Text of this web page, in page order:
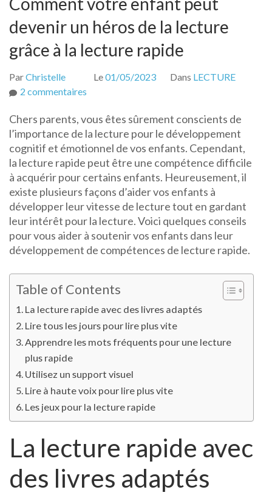
devenir un héros de la lecture
grâce à la lecture rapide
ParChristelle Le01/05/2023 Dans LECTURE
2 commentaires
votre
enfant
peut
devenir
un
héros
de
la
lecture
grâce
lecture
rapide
Chers parents, vous êtes sûrement conscients de
l’importance de la lecture pour le développement
cognitif et émotionnel de vos enfants. Cependant,
la lecture rapide peut être une compétence difficile
à acquérir pour certains enfants. Heureusement, il
existe plusieurs façons d’aider vos enfants à
développer leur vitesse de lecture tout en gardant
leur intérêt pour la lecture. Voici quelques conseils
pour vous aider à soutenir vos enfants dans leur
développement de compétences de lecture rapide.
Table of Contents
La lecture rapide avec des livres adaptés
Lire tous les jours pour lire plus vite
Apprendre les mots fréquents pour une lecture
plus rapide
Utilisez un support visuel
Lire à haute voix pour lire plus vite
Les jeux pour la lecture rapide
La lecture rapide avec
des livres adaptés